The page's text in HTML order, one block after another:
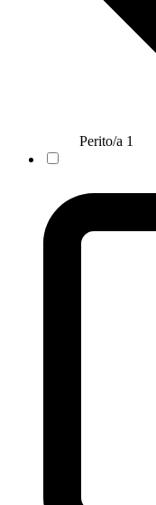
Perito/a 1